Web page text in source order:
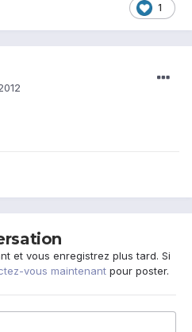
1
et vous enregistrez plus tard. Si
vous maintenant pour poster.